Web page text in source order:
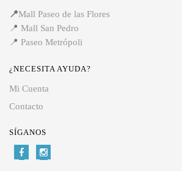
📍Mall Paseo de las Flores
📍 Mall San Pedro
📍 Paseo Metrópoli
¿NECESITA AYUDA?
Mi Cuenta
Contacto
SÍGANOS